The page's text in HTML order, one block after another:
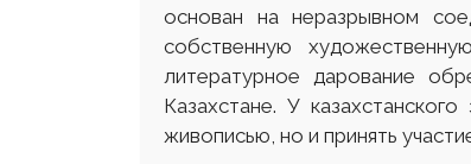
основан на неразрывном
собственную
литературное дарование
Казахстане. У
живописью, но и принять